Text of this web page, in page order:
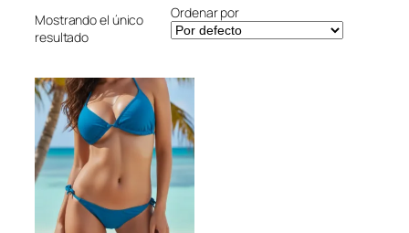
Mostrando el único
resultado
Ordenar por